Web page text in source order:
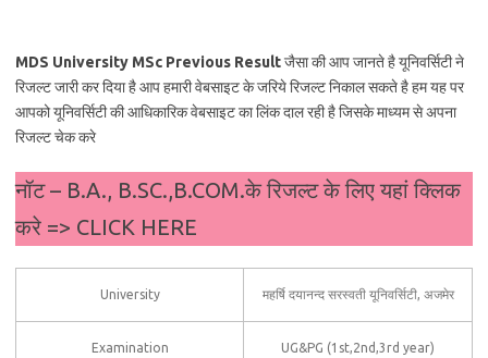
MDS University MSc Previous Resultजैसा की आप जानते है यूनिवर्सिटी ने
रिजल्ट जारी कर दिया है आप हमारी वेबसाइट के जरिये रिजल्ट निकाल सकते है हम यह पर
आपको यूनिवर्सिटी की आधिकारिक वेबसाइट का लिंक दाल रही है जिसके माध्यम से अपना
रिजल्ट चेक करे
नॉट – B.A., B.SC.,B.COM.के रिजल्ट के लिए यहां क्लिक
करे => CLICK HERE
University महर्षि दयानन्द सरस्वती यूनिवर्सिटी, अजमेर
Examination UG&PG (1st,2nd,3rd year)